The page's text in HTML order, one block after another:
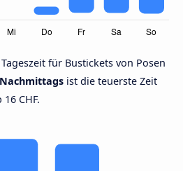
für Bustickets von Posen
Nachmittags ist die teuerste Zeit
CHF.